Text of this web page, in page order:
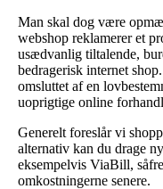
Man skal dog være
webshop reklamerer et
usædvanlig tiltalende,
bedragerisk internet
omsluttet af en
uoprigtige online
Generelt foreslår vi
alternativ kan du drage
eksempelvis ViaBill,
omkostningerne senere.